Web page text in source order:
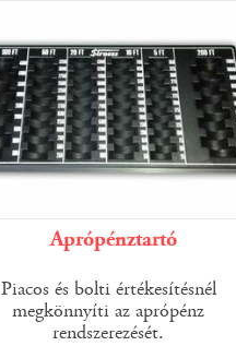
Aprópénztartó
Piacos és bolti értékesítésnél
megkönnyíti az aprópénz
rendszerezését.